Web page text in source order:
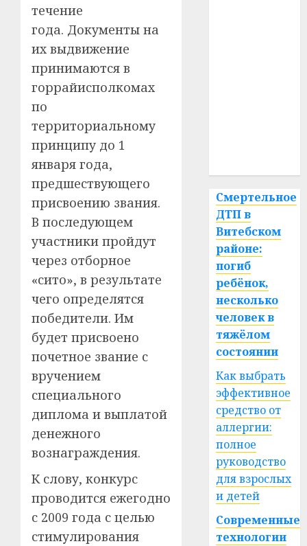
течение
года. Документы на
их выдвижение
принимаются в
горрайисполкомах
по
территориальному
принципу до 1
января года,
предшествующего
присвоению звания.
В последующем
участники пройдут
через отборное
«сито», в результате
чего определятся
победители. Им
будет присвоено
почетное звание с
вручением
специального
диплома и выплатой
денежного
вознаграждения.
К слову, конкурс
проводится ежегодно
с 2009 года с целью
стимулирования
Смертельное
ДТП в
Витебском
районе:
погиб
ребёнок,
несколько
человек в
тяжёлом
состоянии
Как выбрать
эффективное
средство от
аллергии:
полное
руководство
для взрослых
и детей
Современные
технологии